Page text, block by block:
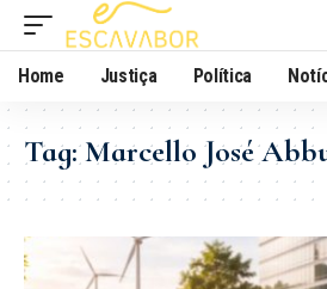
Home Justiça Política
Tag:Marcello José